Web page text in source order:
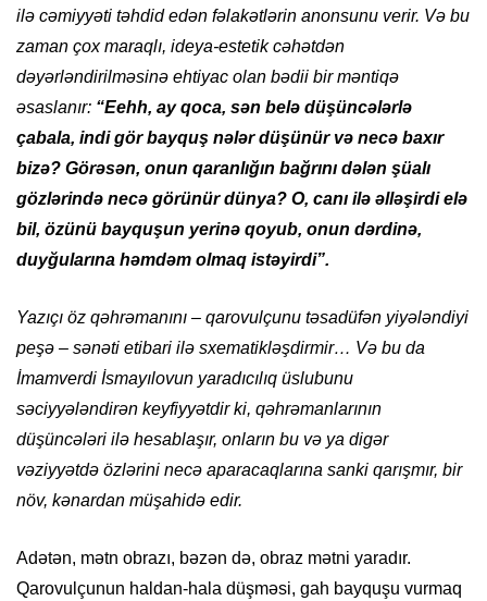
ilə cəmiyyəti təhdid edən fəlakətlərin anonsunu verir. Və bu
zaman çox maraqlı, ideya-estetik cəhətdən
dəyərləndirilməsinə ehtiyac olan bədii bir məntiqə
əsaslanır: “Eehh, ay qoca, sən belə düşüncələrlə
çabala, indi gör bayquş nələr düşünür və necə baxır
bizə? Görəsən, onun qaranlığın bağrını dələn şüalı
gözlərində necə görünür dünya? O, canı ilə əlləşirdi elə
bil, özünü bayquşun yerinə qoyub, onun dərdinə,
duyğularına həmdəm olmaq istəyirdi”.
Yazıçı öz qəhrəmanını – qarovulçunu təsadüfən yiyələndiyi
peşə – sənəti etibari ilə sxematikləşdirmir… Və bu da
İmamverdi İsmayılovun yaradıcılıq üslubunu
səciyyələndirən keyfiyyətdir ki, qəhrəmanlarının
düşüncələri ilə hesablaşır, onların bu və ya digər
vəziyyətdə özlərini necə aparacaqlarına sanki qarışmır, bir
növ, kənardan müşahidə edir.
Adətən, mətn obrazı, bəzən də, obraz mətni yaradır.
Qarovulçunun haldan-hala düşməsi, gah bayquşu vurmaq